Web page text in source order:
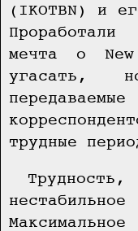
(IKOTBN) и
мечта о
угасать,
трудные
Максимальное